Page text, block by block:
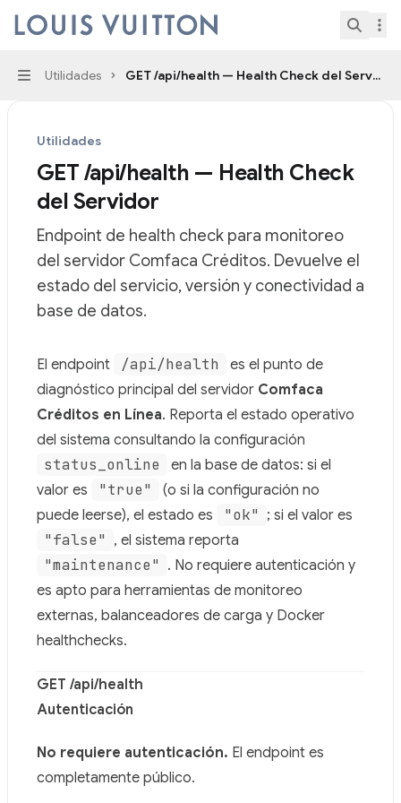
Skip to main content
Comfaca Créditos en Líneahome page
Navigation
Utilidades GET /api/health — Health Check del Servidor
Utilidades
GET /api/health — Health Check
del Servidor
Endpoint de health check para monitoreo
del servidor Comfaca Créditos. Devuelve el
estado del servicio, versión y conectividad a
base de datos.
Documentation Index
Fetch the complete documentation index at:
Use this file to discover all available pages before
El endpoint /api/health
es el punto de
diagnóstico principal del servidor Comfaca
Créditos en Línea. Reporta el estado operativo
del sistema consultando la configuración
status_online
en la base de datos: si el
valor es
"true"
(o si la configuración no
puede leerse), el estado es
"ok" ; si el valor es
"false" , el sistema reporta
"maintenance" . No requiere autenticación y
es apto para herramientas de monitoreo
externas, balanceadores de carga y Docker
healthchecks.
GET /api/health
Autenticación
No requiere autenticación. El endpoint es
completamente público.